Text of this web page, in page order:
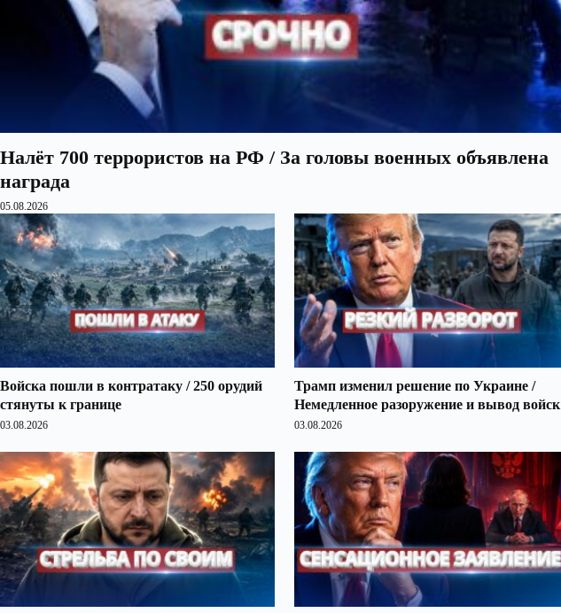
Налёт 700 террористов на РФ / За головы военных объявлена
награда
05.08.2026
Войска пошли в контратаку / 250 орудий
стянуты к границе
03.08.2026
Трамп изменил решение по Украине /
Немедленное разоружение и вывод войск
03.08.2026